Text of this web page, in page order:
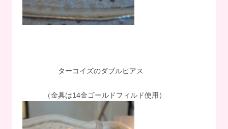
ターコイズのダブルピアス
（金具は14金ゴールドフィルド使用）